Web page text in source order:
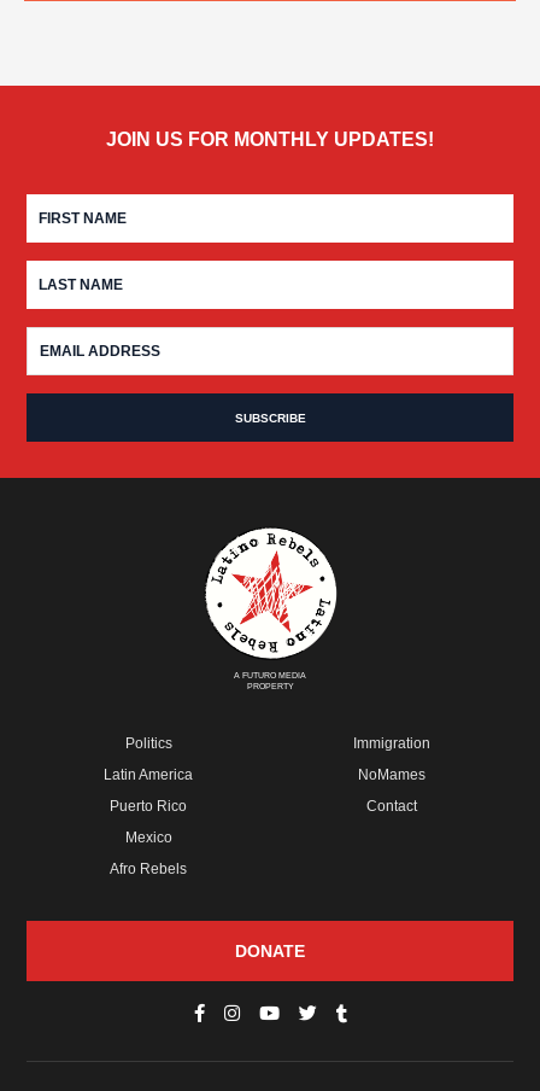
JOIN US FOR MONTHLY UPDATES!
A FUTURO MEDIA
PROPERTY
Politics
Latin America
Puerto Rico
Mexico
Afro Rebels
Immigration
NoMames
Contact
DONATE